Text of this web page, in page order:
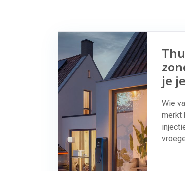
je
Wie
merkt